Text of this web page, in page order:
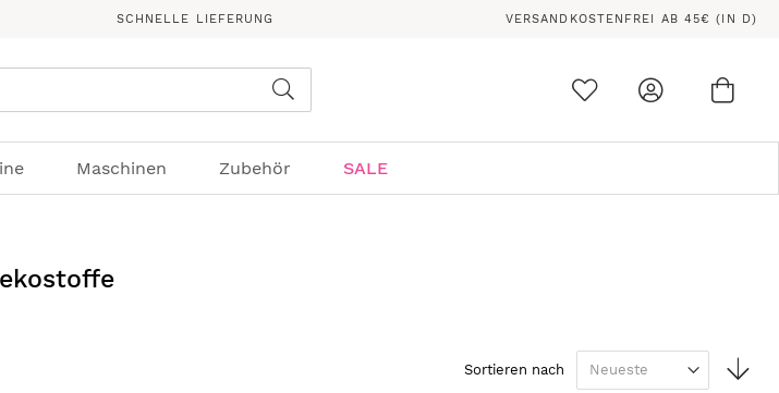
SCHNELLE LIEFERUNG VERSANDKOSTENFREI AB 45€ (IN D)
Maschinen Zubehör SALE
Sortieren nach